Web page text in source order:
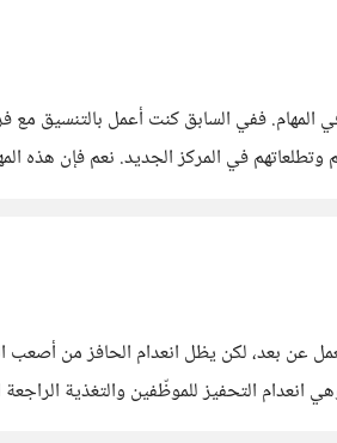
المهام. ففي السابق كنت أعمل بالتنسيق
وتطلعاتهم في المركز الجديد. نعم فإن
عن بعد، لكن يظل انعدام الحافز من
التحفيز للموظّفين والتغذية الراجعة